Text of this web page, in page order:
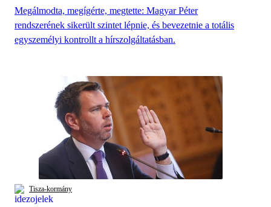
Megálmodta, megígérte, megtette: Magyar Péter
rendszerének sikerült szintet lépnie, és bevezetnie a totális
egyszemélyi kontrollt a hírszolgáltatásban.
Tisza-kormány